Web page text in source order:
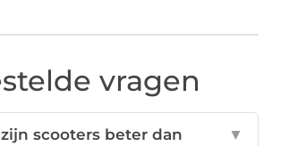
vragen
scooters beter dan
▼